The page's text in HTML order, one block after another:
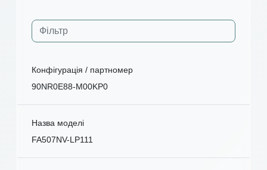
Конфігурація / партномер
90NR0E88-M00KP0
Назва моделі
FA507NV-LP111